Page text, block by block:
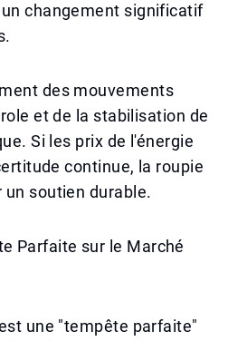
changement significatif
des mouvements
et de la stabilisation de
Si les prix de l'énergie
continue, la roupie
un soutien durable.
Parfaite sur le Marché
une "tempête parfaite"